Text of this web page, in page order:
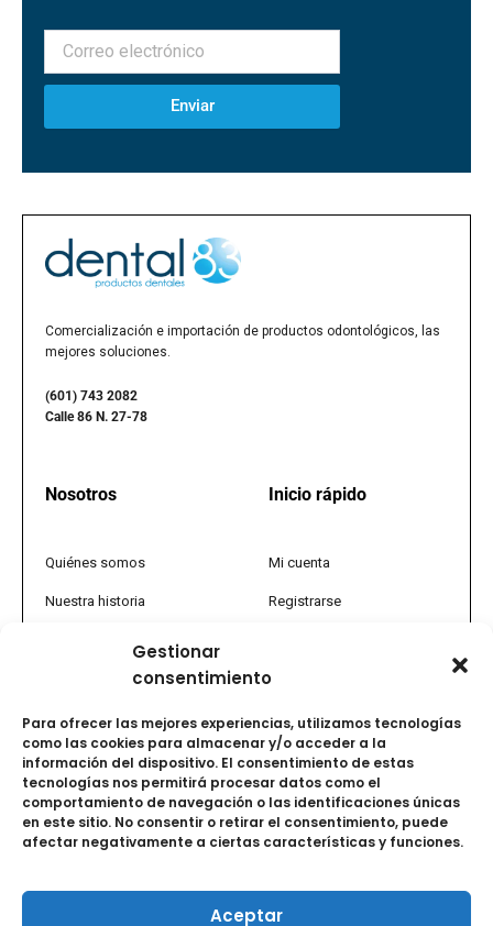
Gestionar
consentimiento
Para ofrecer las mejores experiencias, utilizamos tecnologías
como las cookies para almacenar y/o acceder a la
información del dispositivo. El consentimiento de estas
tecnologías nos permitirá procesar datos como el
comportamiento de navegación o las identificaciones únicas
en este sitio. No consentir o retirar el consentimiento, puede
afectar negativamente a ciertas características y funciones.
Aceptar
Enviar
Comercialización e importación de productos odontológicos, las
mejores soluciones.
(601) 743 2082
Calle 86 N. 27-78
Nosotros
Quiénes somos
Nuestra historia
Tratamiento de datos
Términos y condiciones
Inicio rápido
Mi cuenta
Registrarse
Promociones
FAQs
Vida saludable y uso de
medicamentos
I
n
a
L
i
e
F
a
b
Y
o
u
b